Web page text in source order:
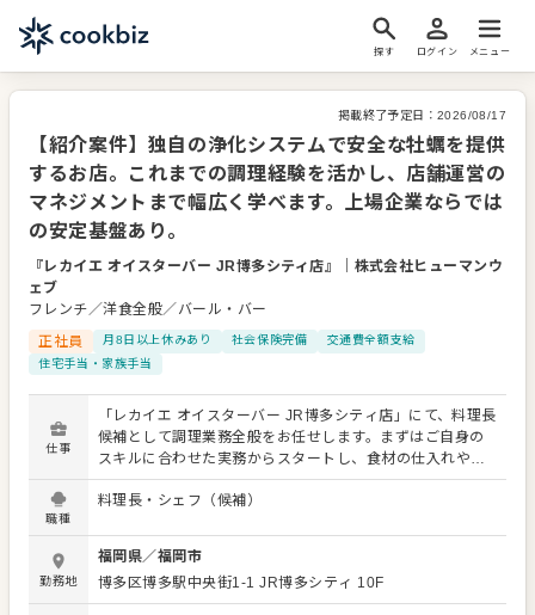
探す ログイン メニュー
掲載終了予定日： 2026/08/17
【紹介案件】独自の浄化システムで安全な牡蠣を提供
するお店。これまでの調理経験を活かし、店舗運営の
マネジメントまで幅広く学べます。上場企業ならでは
の安定基盤あり。
『レカイエ オイスターバー JR博多シティ店』
株式会社ヒューマンウ
ェブ
フレンチ／洋食全般／バール・バー
正社員
月8日以上休みあり 社会保険完備
交通費全額支給
住宅手当・家族手当
仕事
「レカイエ オイスターバー JR博多シティ店」にて、料理長
候補として調理業務全般をお任せします。まずはご自身の
スキルに合わせた実務からスタートし、食材の仕入れや牡
蠣の衛生管理、メニュー案の作成に携わってください。 将
来的にはスタッフの採用・育成、シフト管理、売上や原価
方針です。飲食業界でさらにキャリアを積みたい方に適し
た、即戦力として活躍できる環境を整えています。 運営母
体は全国に26店舗を展開する上場企業です。独自の浄化シ
ステムを用いた安全で高品質な生牡蠣を提供し、多くのお
職種
料理長・シェフ（候補）
勤務地
福岡県／福岡市
博多区博多駅中央街1-1 JR博多シティ 10F